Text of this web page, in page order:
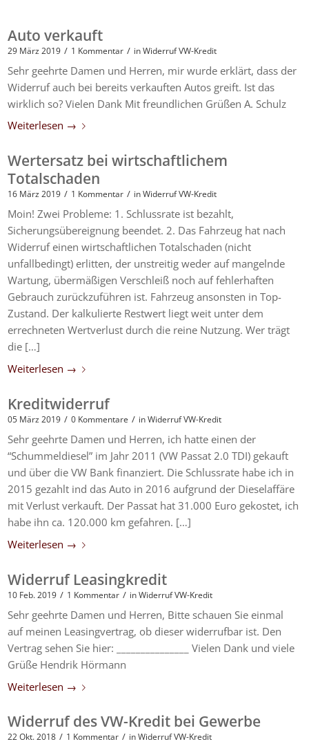
Auto verkauft
29 März 2019 / 1 Kommentar / inWiderruf VW-Kredit
Sehr geehrte Damen und Herren, mir wurde erklärt, dass der
Widerruf auch bei bereits verkauften Autos greift. Ist das
wirklich so? Vielen Dank Mit freundlichen Grüßen A. Schulz
Weiterlesen →
Wertersatz bei wirtschaftlichem
Totalschaden
16 März 2019 / 1 Kommentar / inWiderruf VW-Kredit
Moin! Zwei Probleme: 1. Schlussrate ist bezahlt,
Sicherungsübereignung beendet. 2. Das Fahrzeug hat nach
Widerruf einen wirtschaftlichen Totalschaden (nicht
unfallbedingt) erlitten, der unstreitig weder auf mangelnde
Wartung, übermäßigen Verschleiß noch auf fehlerhaften
Gebrauch zurückzuführen ist. Fahrzeug ansonsten in Top-
Zustand. Der kalkulierte Restwert liegt weit unter dem
errechneten Wertverlust durch die reine Nutzung. Wer trägt
die […]
Weiterlesen →
Kreditwiderruf
05 März 2019 / 0 Kommentare / inWiderruf VW-Kredit
Sehr geehrte Damen und Herren, ich hatte einen der
“Schummeldiesel” im Jahr 2011 (VW Passat 2.0 TDI) gekauft
und über die VW Bank finanziert. Die Schlussrate habe ich in
2015 gezahlt ind das Auto in 2016 aufgrund der Dieselaffäre
mit Verlust verkauft. Der Passat hat 31.000 Euro gekostet, ich
habe ihn ca. 120.000 km gefahren. […]
Weiterlesen →
Widerruf Leasingkredit
10 Feb. 2019 / 1 Kommentar / inWiderruf VW-Kredit
Sehr geehrte Damen und Herren, Bitte schauen Sie einmal
auf meinen Leasingvertrag, ob dieser widerrufbar ist. Den
Vertrag sehen Sie hier: _______________ Vielen Dank und viele
Grüße Hendrik Hörmann
Weiterlesen →
Widerruf des VW-Kredit bei Gewerbe
22 Okt. 2018 / 1 Kommentar / inWiderruf VW-Kredit